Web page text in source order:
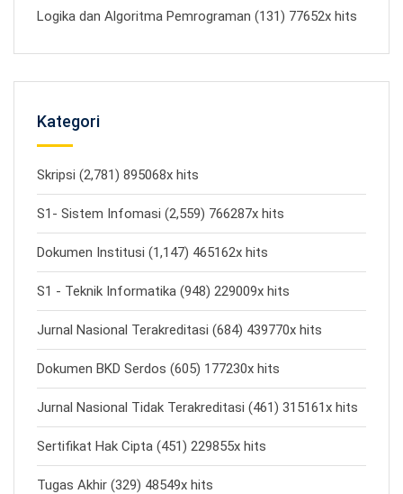
Logika dan Algoritma Pemrograman (131) 77652x hits
Kategori
Skripsi (2,781) 895068x hits
S1- Sistem Infomasi (2,559) 766287x hits
Dokumen Institusi (1,147) 465162x hits
S1 - Teknik Informatika (948) 229009x hits
Jurnal Nasional Terakreditasi (684) 439770x hits
Dokumen BKD Serdos (605) 177230x hits
Jurnal Nasional Tidak Terakreditasi (461) 315161x hits
Sertifikat Hak Cipta (451) 229855x hits
Tugas Akhir (329) 48549x hits